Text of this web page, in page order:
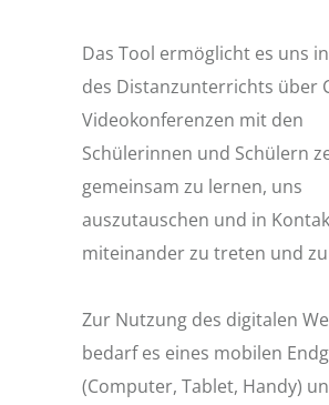
Das Tool ermöglicht es uns
des Distanzunterrichts über
Videokonferenzen mit den
Schülerinnen und Schülern
gemeinsam zu lernen, uns
auszutauschen und in
miteinander zu treten und
Zur Nutzung des digitalen
bedarf es eines mobilen
(Computer, Tablet, Handy)